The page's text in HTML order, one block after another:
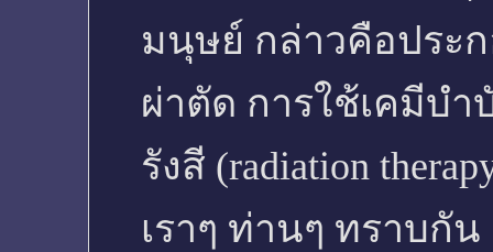
มนุษย์ กล่าวคือประ
ผ่าตัด การใช้เคมีบำ
รังสี (radiation
เราๆ ท่านๆ ทราบกั